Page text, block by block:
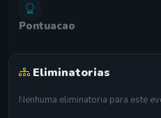
Pontuacao
Eliminatorias
Nenhuma eliminatoria para este